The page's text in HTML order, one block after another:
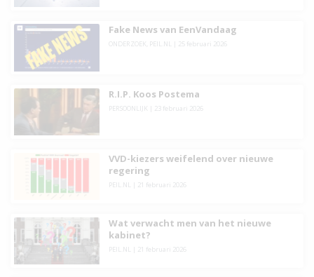
Fake News van EenVandaag
ONDERZOEK PEIL.NL 25 februari 2026
R.I.P. Koos Postema
PERSOONLIJK 23 februari 2026
VVD-kiezers weifelend over nieuwe
regering
PEIL.NL 21 februari 2026
Wat verwacht men van het nieuwe
kabinet?
PEIL.NL 21 februari 2026